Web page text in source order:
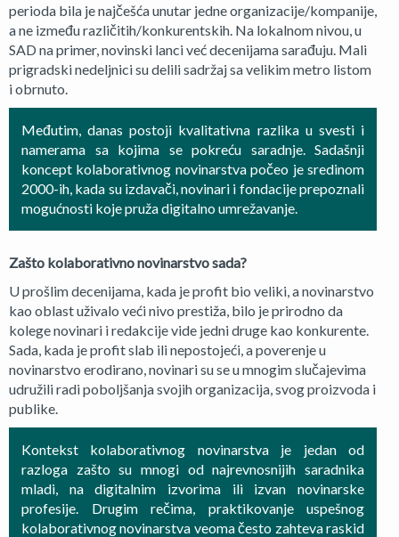
perioda bila je najčešća unutar jedne organizacije/kompanije,
a ne između različitih/konkurentskih. Na lokalnom nivou, u
SAD na primer, novinski lanci već decenijama sarađuju. Mali
prigradski nedeljnici su delili sadržaj sa velikim metro listom
i obrnuto.
Međutim, danas postoji kvalitativna razlika u svesti i
namerama sa kojima se pokreću saradnje. Sadašnji
koncept kolaborativnog novinarstva počeo je sredinom
2000-ih, kada su izdavači, novinari i fondacije prepoznali
mogućnosti koje pruža digitalno umrežavanje.
Zašto kolaborativno novinarstvo sada?
U prošlim decenijama, kada je profit bio veliki, a novinarstvo
kao oblast uživalo veći nivo prestiža, bilo je prirodno da
kolege novinari i redakcije vide jedni druge kao konkurente.
Sada, kada je profit slab ili nepostojeći, a poverenje u
novinarstvo erodirano, novinari su se u mnogim slučajevima
udružili radi poboljšanja svojih organizacija, svog proizvoda i
publike.
Kontekst kolaborativnog novinarstva je jedan od
razloga zašto su mnogi od najrevnosnijih saradnika
mladi, na digitalnim izvorima ili izvan novinarske
profesije. Drugim rečima, praktikovanje uspešnog
kolaborativnog novinarstva veoma često zahteva raskid